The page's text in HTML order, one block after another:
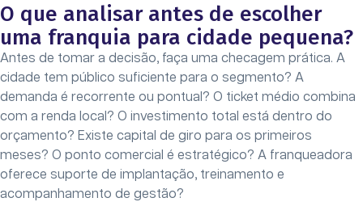
O que analisar antes de escolher
uma franquia para cidade pequena?
Antes de tomar a decisão, faça uma checagem prática. A
cidade tem público suficiente para o segmento? A
demanda é recorrente ou pontual? O ticket médio combina
com a renda local? O investimento total está dentro do
orçamento? Existe capital de giro para os primeiros
meses? O ponto comercial é estratégico? A franqueadora
oferece suporte de implantação, treinamento e
acompanhamento de gestão?